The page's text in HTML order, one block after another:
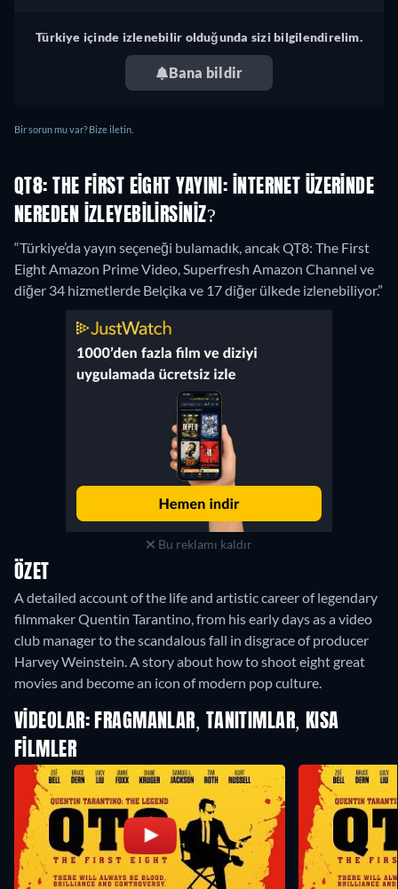
Türkiye içinde izlenebilir olduğunda sizi bilgilendirelim.
Bana bildir
Bir sorun mu var? Bize iletin.
QT8: THE FIRST EIGHT YAYINI: İNTERNET ÜZERINDE
NEREDEN IZLEYEBILIRSINIZ?
“Türkiye’da yayın seçeneği bulamadık, ancak QT8: The First
Eight Amazon Prime Video, Superfresh Amazon Channel ve
diğer 34 hizmetlerde Belçika ve 17 diğer ülkede izlenebiliyor.”
Bu reklamı kaldır
ÖZET
A detailed account of the life and artistic career of legendary
filmmaker Quentin Tarantino, from his early days as a video
club manager to the scandalous fall in disgrace of producer
Harvey Weinstein. A story about how to shoot eight great
movies and become an icon of modern pop culture.
VIDEOLAR: FRAGMANLAR, TANITIMLAR, KISA
FILMLER